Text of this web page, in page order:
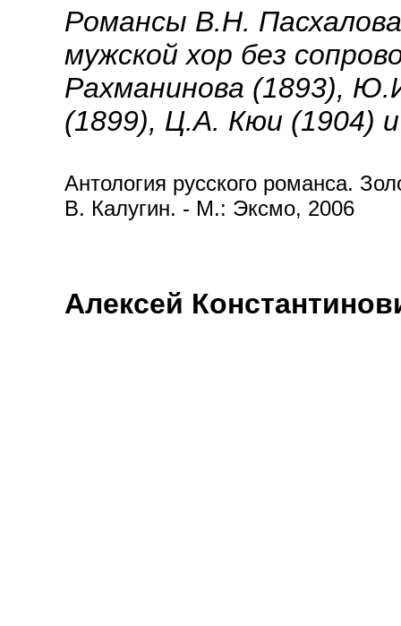
Романсы В.Н.
мужской хор без
Рахманинова (1893),
(1899), Ц.А. Кюи (1904)
Антология русского романса.
В. Калугин. - М.: Эксмо, 2006
Алексей